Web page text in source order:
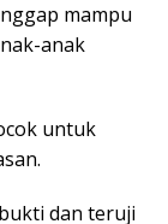
mampu
anak
untuk
dan teruji